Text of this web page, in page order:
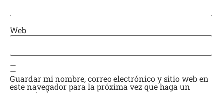
Web
Guardar mi nombre, correo electrónico y sitio web en
este navegador para la próxima vez que haga un